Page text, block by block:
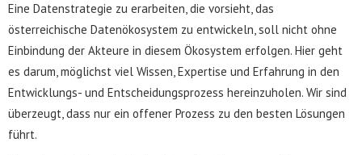
Eine Datenstrategie zu erarbeiten, die vorsieht, das
österreichische Datenökosystem zu entwickeln, soll nicht ohne
Einbindung der Akteure in diesem Ökosystem erfolgen. Hier geht
es darum, möglichst viel Wissen, Expertise und Erfahrung in den
Entwicklungs- und Entscheidungsprozess hereinzuholen. Wir sind
überzeugt, dass nur ein offener Prozess zu den besten Lösungen
führt.